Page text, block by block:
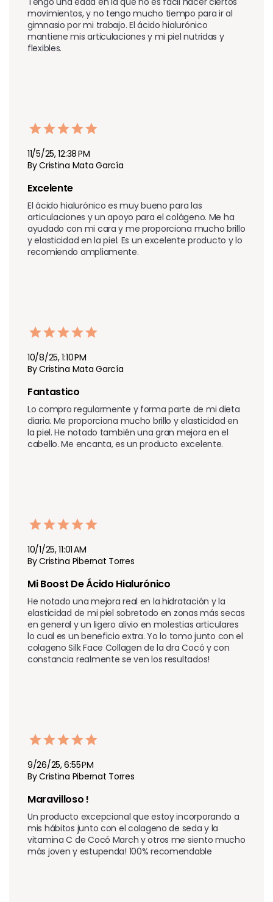
movimientos, y no tengo mucho tiempo para ir al
gimnasio por mi trabajo. El ácido hialurónico
mantiene mis articulaciones y mi piel nutridas y
flexibles.
11/5/25, 12:38 PM
By Cristina Mata García
Excelente
El ácido hialurónico es muy bueno para las
articulaciones y un apoyo para el colágeno. Me ha
ayudado con mi cara y me proporciona mucho brillo
y elasticidad en la piel. Es un excelente producto y lo
recomiendo ampliamente.
10/8/25, 1:10 PM
By Cristina Mata García
Fantastico
Lo compro regularmente y forma parte de mi dieta
diaria. Me proporciona mucho brillo y elasticidad en
la piel. He notado también una gran mejora en el
cabello. Me encanta, es un producto excelente.
10/1/25, 11:01 AM
By Cristina Pibernat Torres
Mi Boost De Ácido Hialurónico
He notado una mejora real en la hidratación y la
elasticidad de mi piel sobretodo en zonas más secas
en general y un ligero alivio en molestias articulares
lo cual es un beneficio extra. Yo lo tomo junto con el
colageno Silk Face Collagen de la dra Cocó y con
constancia realmente se ven los resultados!
9/26/25, 6:55 PM
By Cristina Pibernat Torres
Maravilloso !
Un producto excepcional que estoy incorporando a
mis hábitos junto con el colageno de seda y la
vitamina C de Cocó March y otros me siento mucho
más joven y estupenda! 100% recomendable